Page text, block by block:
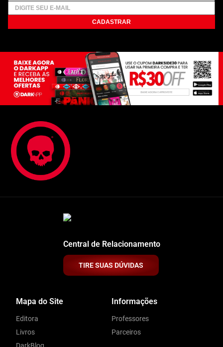
CADASTRAR
Central de Relacionamento
TIRE SUAS DÚVIDAS
Mapa do Site
Editora
Livros
Informações
Professores
Parceiros